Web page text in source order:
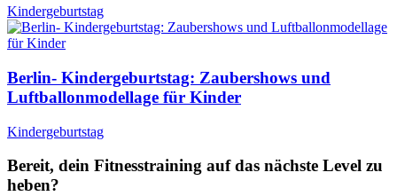
Kindergeburtstag
Berlin- Kindergeburtstag: Zaubershows und
Luftballonmodellage für Kinder
Kindergeburtstag
Bereit, dein Fitnesstraining auf das nächste Level zu
heben?